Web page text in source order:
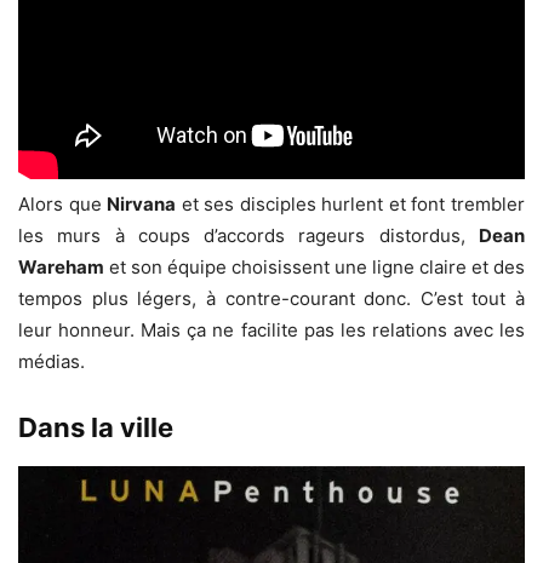
Alors que Nirvana et ses disciples hurlent et font trembler
les murs à coups d’accords rageurs distordus, Dean
Wareham et son équipe choisissent une ligne claire et des
tempos plus légers, à contre-courant donc. C’est tout à
leur honneur. Mais ça ne facilite pas les relations avec les
médias.
Dans la ville